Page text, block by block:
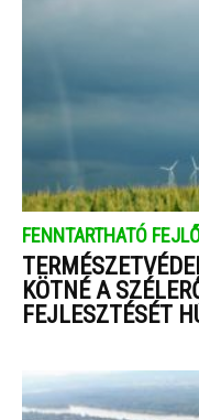
FENNTARTHATÓ
KÖTNÉ A
FEJLESZTÉSÉT